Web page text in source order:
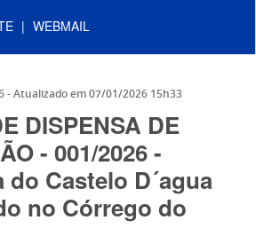
| WEBMAIL
- Atualizado em07/01/2026 15h33
DISPENSA DE
- 001/2026 -
do Castelo D´agua
no Córrego do